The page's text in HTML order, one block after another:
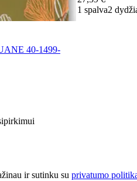
40-1499-
1 spalva2
ir sutinku su privatumo